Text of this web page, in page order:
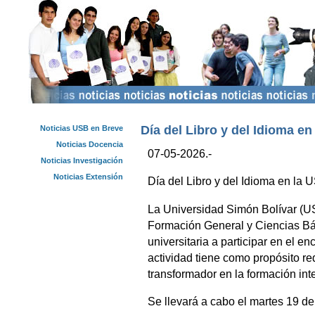
Día del Libro y del Idioma en
07-05-2026.-
Día del Libro y del Idioma en la
La Universidad Simón Bolívar
Formación General y Ciencias
universitaria a participar en el
actividad tiene como propósito
transformador en la formación
Se llevará a cabo el martes 19
Noticias USB en Breve
Noticias Docencia
Noticias Investigación
Noticias Extensión